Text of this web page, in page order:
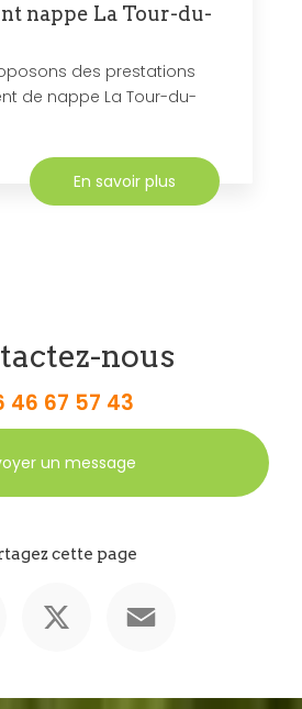
nappe La Tour-du-
des prestations
de nappe La Tour-du-
En savoir plus
nous
46 67 57 43
un message
cette page